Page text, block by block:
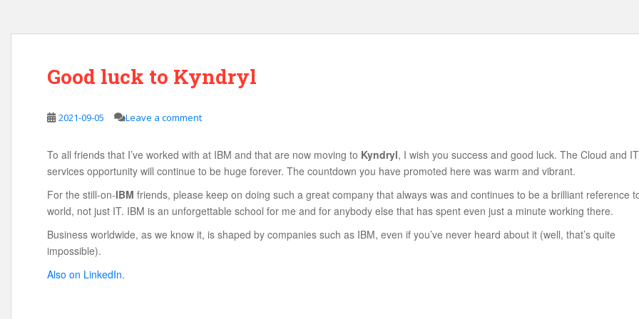
Good luck to Kyndryl
2021-09-05 Leave a comment
To all friends that I’ve worked with at IBM and that are now moving to Kyndryl, I wish you success and good luck. The Cloud and IT
services opportunity will continue to be huge forever. The countdown you have promoted here was warm and vibrant.
For the still-on-IBM friends, please keep on doing such a great company that always was and continues to be a brilliant reference
world, not just IT. IBM is an unforgettable school for me and for anybody else that has spent even just a minute working there.
Business worldwide, as we know it, is shaped by companies such as IBM, even if you’ve never heard about it (well, that’s quite
impossible).
Also on LinkedIn.